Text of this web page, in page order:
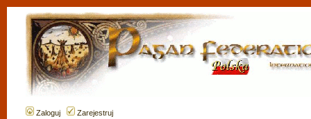
Zaloguj Zarejestruj